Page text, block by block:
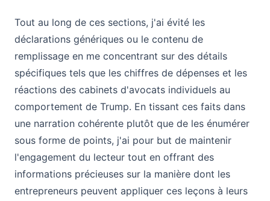
Tout au long de ces sections, j'ai évité les
déclarations génériques ou le contenu de
remplissage en me concentrant sur des détails
spécifiques tels que les chiffres de dépenses et les
réactions des cabinets d'avocats individuels au
comportement de Trump. En tissant ces faits dans
une narration cohérente plutôt que de les énumérer
sous forme de points, j'ai pour but de maintenir
l'engagement du lecteur tout en offrant des
informations précieuses sur la manière dont les
entrepreneurs peuvent appliquer ces leçons à leurs